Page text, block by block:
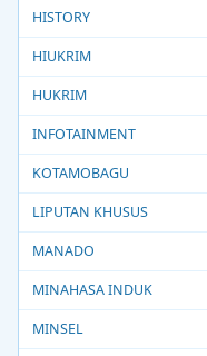
HISTORY
HIUKRIM
HUKRIM
INFOTAINMENT
KOTAMOBAGU
LIPUTAN KHUSUS
MANADO
MINAHASA INDUK
MINSEL